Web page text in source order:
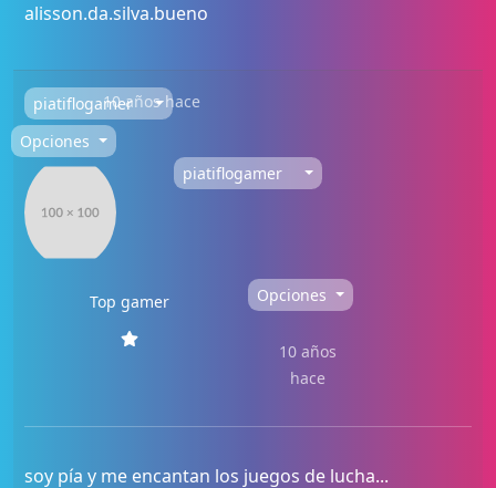
alisson.da.silva.bueno
piatiflogamer10 años hace
Opciones
piatiflogamer
Top gamer Opciones
10 años
hace
soy pía y me encantan los juegos de lucha...